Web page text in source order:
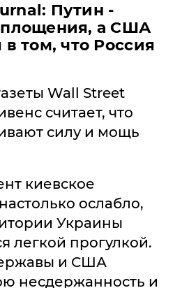
Путин -
а США
том, что Россия
Wall Street
считает, что
силу и мощь
киевское
ослабло,
Украины
легкой прогулкой.
и США
несдержанность и